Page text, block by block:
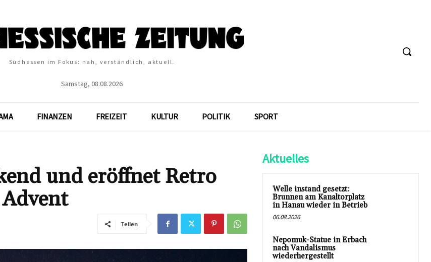
Südhessen im Fokus: nah, verständlich, aktuell.
Samstag, 08.08.2026
FINANZEN FREIZEIT KULTUR POLITIK SPORT
und eröffnet Retro
Teilen
Aktuelles
Welle instand gesetzt:
Brunnen am Kanaltorplatz
in Hanau wieder in Betrieb
06.08.2026
Nepomuk-Statue in Erbach
nach Vandalismus
wiederhergestellt